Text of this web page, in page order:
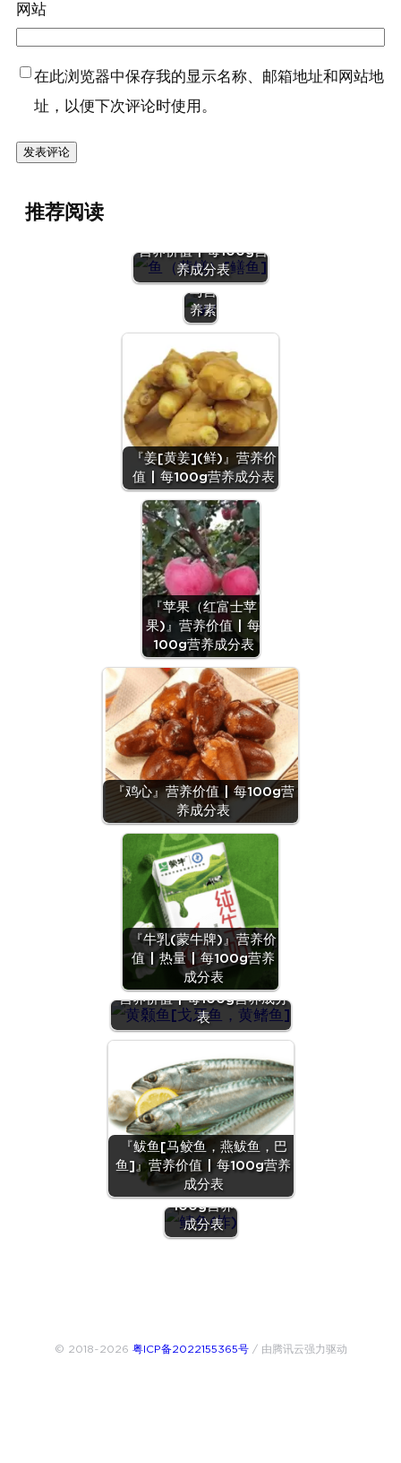
网站
在此浏览器中保存我的显示名称、邮箱地址和网站地
址，以便下次评论时使用。
推荐阅读
营养价值 | 每100g营
养成分表
（一）：
营养
与营
养素
『姜[黄姜](鲜)』营养价
值 | 每100g营养成分表
『苹果（红富士苹
果)』营养价值 | 每
100g营养成分表
『鸡心』营养价值 | 每100g营
养成分表
『牛乳(蒙牛牌)』营养价
值 | 热量 | 每100g营养
成分表
『黄颡鱼[戈牙鱼，黄鳍鱼]』
营养价值 | 每100g营养成分
表
『鲅鱼[马鲛鱼，燕鲅鱼，巴
鱼]』营养价值 | 每100g营养
成分表
『鲭鱼
(炸)』营养
价值 | 每
100g营养
成分表
© 2018~2026 粤ICP备2022155365号/ 由腾讯云强力驱动